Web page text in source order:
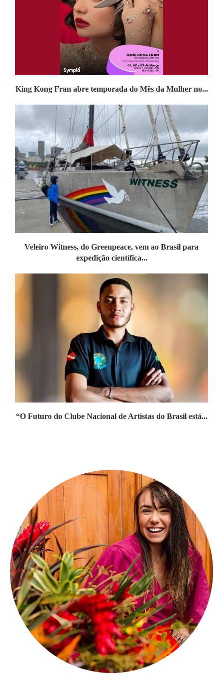
King Kong Fran abre temporada do Mês da Mulher no...
Veleiro Witness, do Greenpeace, vem ao Brasil para
expedição científica...
“O Futuro do Clube Nacional de Artistas do Brasil está...